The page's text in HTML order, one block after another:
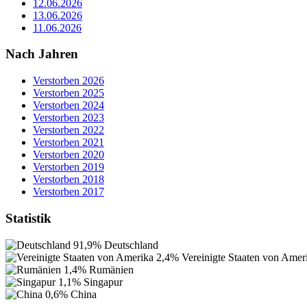
12.06.2026
13.06.2026
11.06.2026
Nach Jahren
Verstorben 2026
Verstorben 2025
Verstorben 2024
Verstorben 2023
Verstorben 2022
Verstorben 2021
Verstorben 2020
Verstorben 2019
Verstorben 2018
Verstorben 2017
Statistik
91,9% Deutschland
2,4% Vereinigte Staaten von
1,4% Rumänien
1,1% Singapur
0,6% China